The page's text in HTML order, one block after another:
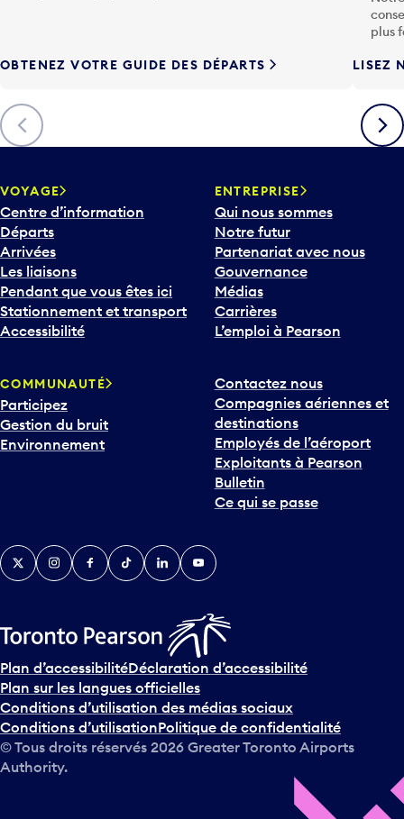
F
è
c
h
v
e
r
s
l
e
b
a
o
u
r
i
v
e
n
s
u
r
l
e
c
a
Précédent
OBTENEZ VOTRE GUIDE DES DÉPARTS
plus
LISEZ
VOYAGE
Centre d’information
Départs
Arrivées
Les liaisons
Pendant que vous êtes ici
Stationnement et transport
Accessibilité
ENTREPRISE
Qui nous sommes
Notre futur
Partenariat avec nous
Gouvernance
Médias
Carrières
L’emploi à Pearson
COMMUNAUTÉ
Participez
Gestion du bruit
Environnement
Contactez nous
Compagnies aériennes et
destinations
Employés de l’aéroport
Exploitants à Pearson
Bulletin
Ce qui se passe
TwitterInstagramFacebook
TikTokLinkedInYouTube
Plan d’accessibilitéDéclaration d’accessibilité
Plan sur les langues officielles
Conditions d’utilisation des médias sociaux
Conditions d’utilisationPolitique de confidentialité
© Tous droits réservés 2026 Greater Toronto Airports
Authority.